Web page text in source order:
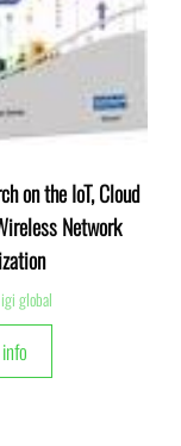
on the IoT, Cloud
Network
igi global